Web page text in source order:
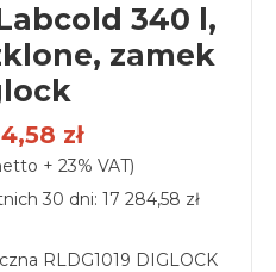
340 l,
zamek
zł
+ 23% VAT)
30 dni: 17 284,58 zł
RLDG1019 DIGLOCK